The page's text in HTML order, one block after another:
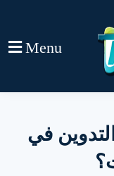
Menu
في